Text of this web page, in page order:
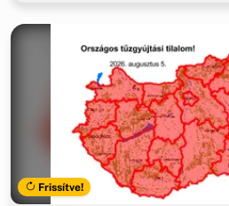
Frissítve!